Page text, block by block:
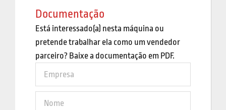
Documentação
Está interessado(a) nesta máquina ou
pretende trabalhar ela como um vendedor
parceiro? Baixe a documentação em PDF.